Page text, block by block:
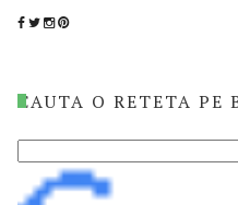
CAUTA O RETETA PE